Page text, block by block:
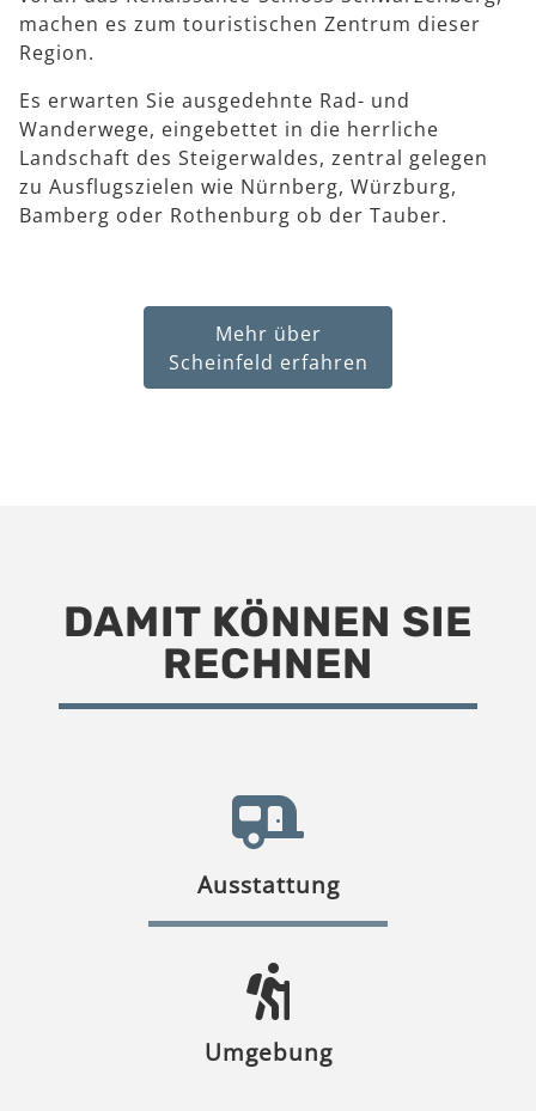
machen es zum touristischen Zentrum dieser
Region.
Es erwarten Sie ausgedehnte Rad- und
Wanderwege, eingebettet in die herrliche
Landschaft des Steigerwaldes, zentral gelegen
zu Ausflugszielen wie Nürnberg, Würzburg,
Bamberg oder Rothenburg ob der Tauber.
Mehr über
Scheinfeld erfahren
DAMIT KÖNNEN SIE
RECHNEN
Ausstattung
Umgebung